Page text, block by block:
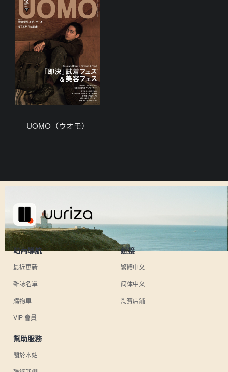
UOMO（ウオモ）
站內導航
最近更新
雜誌名單
購物車
VIP 會員
鏈接
繁體中文
简体中文
淘寶店鋪
幫助服務
關於本站